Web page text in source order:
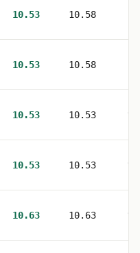
10.53 10.58
10.53 10.58
10.53 10.53 1
10.53 10.53 1
10.63 10.63 1